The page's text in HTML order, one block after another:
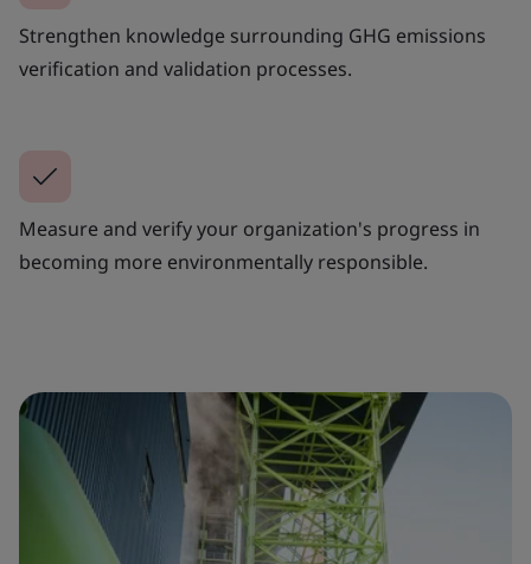
Strengthen knowledge surrounding GHG emissions
verification and validation processes.
Measure and verify your organization's progress in
becoming more environmentally responsible.